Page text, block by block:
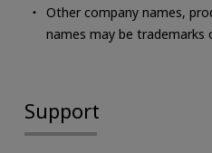
Other company names,
names may be trademarks
Support